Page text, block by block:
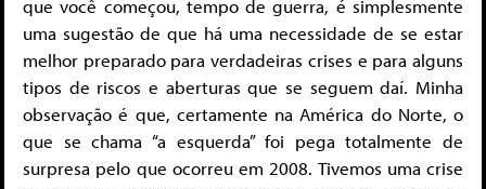
que você começou, tempo de guerra, é simplesmente
uma sugestão de que há uma necessidade de se estar
melhor preparado para verdadeiras crises e para alguns
tipos de riscos e aberturas que se seguem daí. Minha
observação é que, certamente na América do Norte, o
que se chama “a esquerda” foi pega totalmente de
surpresa pelo que ocorreu em 2008. Tivemos uma crise